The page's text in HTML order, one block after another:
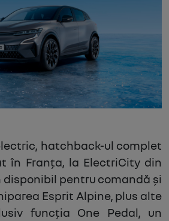
hatchback-ul complet
în Franța, la ElectriCity din
disponibil pentru comandă și
Esprit Alpine, plus alte
funcția One Pedal, un